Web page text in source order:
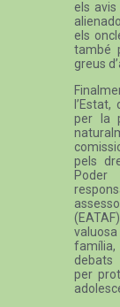
els
els
també
greus
per la
pels
debats
per